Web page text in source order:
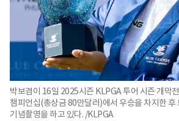
박보겸이 16일 2025시즌 KLPGA 투어 시즌 개막
챔피언십(총상금 80만달러)에서 우승을 차지한 후
기념촬영을 하고 있다. /KLPGA